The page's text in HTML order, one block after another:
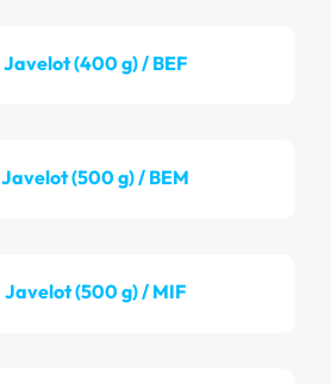
Javelot (400 g) / BEF
Javelot (500 g) / BEM
Javelot (500 g) / MIF